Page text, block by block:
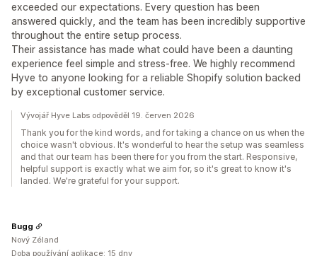
exceeded our expectations. Every question has been
answered quickly, and the team has been incredibly supportive
throughout the entire setup process.
Their assistance has made what could have been a daunting
experience feel simple and stress-free. We highly recommend
Hyve to anyone looking for a reliable Shopify solution backed
by exceptional customer service.
Vývojář Hyve Labs odpověděl 19. červen 2026
Thank you for the kind words, and for taking a chance on us when the
choice wasn't obvious. It's wonderful to hear the setup was seamless
and that our team has been there for you from the start. Responsive,
helpful support is exactly what we aim for, so it's great to know it's
landed. We're grateful for your support.
Bugg
Nový Zéland
Doba používání aplikace: 15 dny